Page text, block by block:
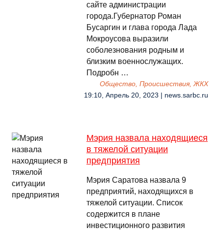
сайте администрации
города.Губернатор Роман
Бусаргин и глава города Лада
Мокроусова выразили
соболезнования родным и
близким военнослужащих.
Подробн …
Общество, Происшествия, ЖКХ
19:10, Апрель 20, 2023 | news.sarbc.ru
Мэрия назвала находящиеся
в тяжелой ситуации
предприятия
Мэрия Саратова назвала 9
предприятий, находящихся в
тяжелой ситуации. Список
содержится в плане
инвестиционного развития